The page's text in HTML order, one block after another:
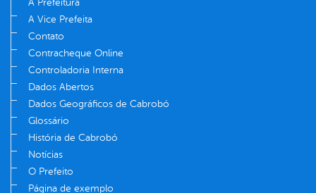
A Prefeitura
A Vice Prefeita
Contato
Contracheque Online
Controladoria Interna
Dados Abertos
Dados Geográficos de Cabrobó
Glossário
História de Cabrobó
Notícias
O Prefeito
Página de exemplo